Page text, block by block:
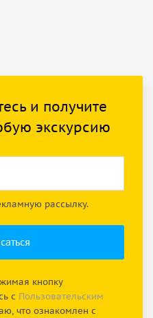
и получите
экскурсию
рассылку.
кнопку
с Пользовательским
что ознакомлен с